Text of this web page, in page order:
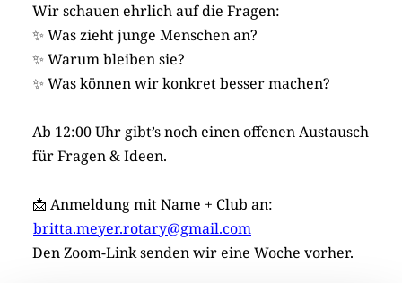
Wir schauen ehrlich auf die Fragen:
✨ Was zieht junge Menschen an?
✨ Warum bleiben sie?
✨ Was können wir konkret besser machen?
Ab 12:00 Uhr gibt’s noch einen offenen Austausch
für Fragen & Ideen.
📩 Anmeldung mit Name + Club an:
britta.meyer.rotary@gmail.com
Den Zoom-Link senden wir eine Woche vorher.